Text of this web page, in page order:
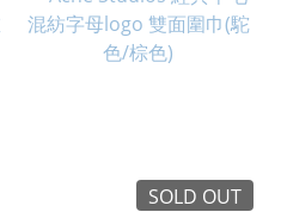
SOLD OUT